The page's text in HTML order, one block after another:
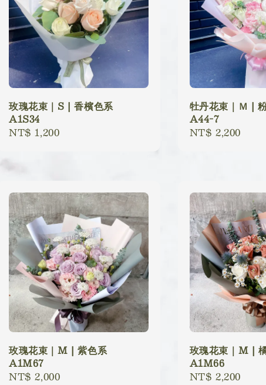
玫瑰花束｜S | 香檳色系
A1S34
Regular
NT$ 1,200
牡丹花束｜Ｍ |
A44-7
Regular
NT$ 2,200
玫瑰花束｜M | 紫色系
A1M67
Regular
NT$ 2,000
玫瑰花束｜M |
A1M66
Regular
NT$ 2,200